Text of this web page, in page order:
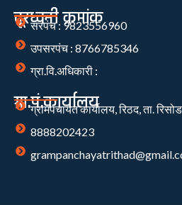
दूरध्वनी क्रमांक
सरपंच : 9823556960
उपसरपंच : 8766785346
ग्रा.वि.अधिकारी :
ग्रा.पं.कार्यालय
ग्रामपंचायत कार्यालय, रिठद, ता.
8888202423